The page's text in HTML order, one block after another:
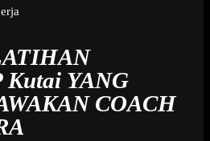
Kutai YANG
COACH